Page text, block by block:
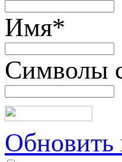
Имя*
Символы
Обновить